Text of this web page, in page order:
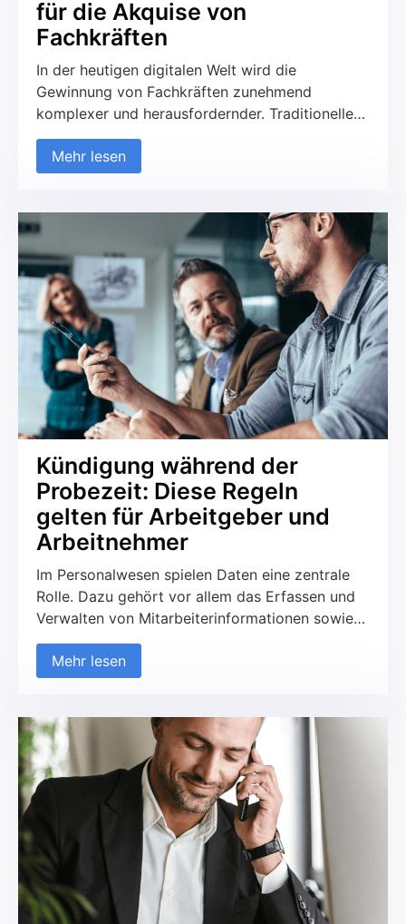
für die Akquise von
Fachkräften
In der heutigen digitalen Welt wird die
Gewinnung von Fachkräften zunehmend
komplexer und herausfordernder. Traditionelle
Rekrutierungsmethoden stoßen oft an ihre
Grenzen, während die Ansprüche der Bewerber
steigen. Hier kommt das Konzept der
moderne Online-Marketing-Techniken nutzt, um
potenzielle Talente gezielt anzusprechen und für
das Unternehmen zu gewinnen. In diesem
Artikel erfahren Sie, wie Sie mithilfe effektiver
Strategien Ihre Sichtbarkeit erhöhen, Ihre
Arbeitgebermarke stärken und letztendlich die
richtigen Fachkräfte für Ihr Team gewinnen
können.
Mehr lesen
Kündigung während der
Probezeit: Diese Regeln
gelten für Arbeitgeber und
Arbeitnehmer
Im Personalwesen spielen Daten eine zentrale
Rolle. Dazu gehört vor allem das Erfassen und
Verwalten von Mitarbeiterinformationen sowie
der Austausch von Dokumenten. Über die Zeit
sammelt sich dabei eine beträchtliche Menge an
Unterlagen, die oft in Aktenordnern und
unübersichtlich, sondern verschwendet auch
wertvolle Ressourcen wie Papier, Platz, Zeit und
Geld.
Mehr lesen